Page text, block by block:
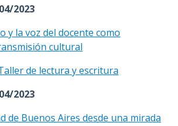
2023
y la voz del docente como
cultural
de lectura y escritura
2023
de Buenos Aires desde una mirada